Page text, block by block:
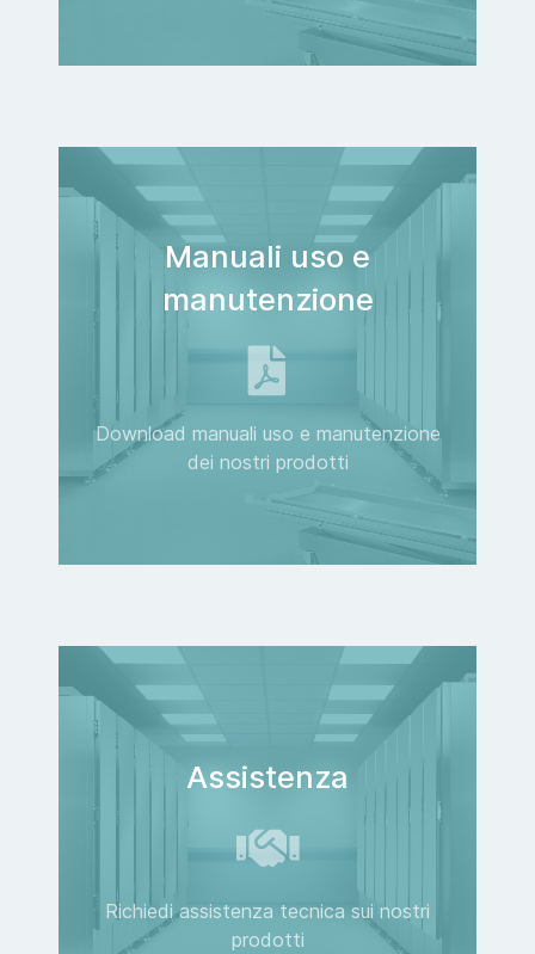
Manuali uso e
manutenzione
Download manuali uso e manutenzione
dei nostri prodotti
Assistenza
Richiedi assistenza tecnica sui nostri
prodotti